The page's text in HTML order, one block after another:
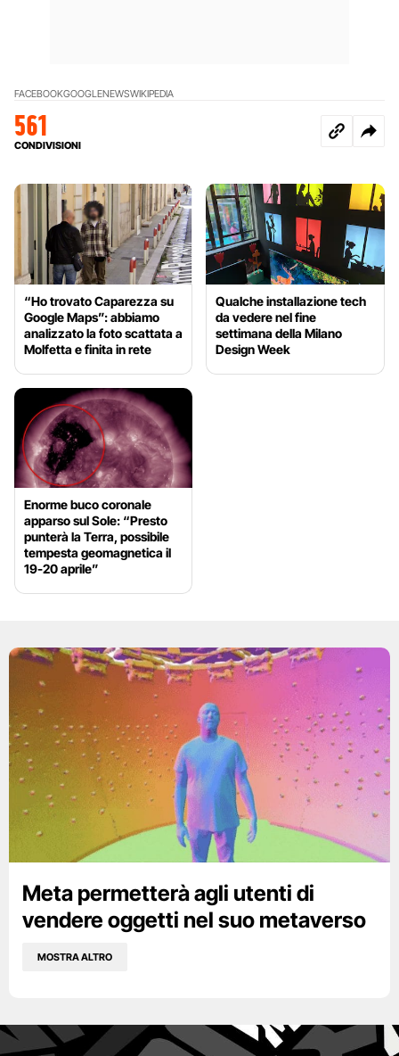
FACEBOOKGOOGLENEWSWIKIPEDIA
561
CONDIVISIONI
“Ho trovato Caparezza su
Google Maps”: abbiamo
analizzato la foto scattata a
Molfetta e finita in rete
Qualche installazione tech
da vedere nel fine
settimana della Milano
Design Week
Enorme buco coronale
apparso sul Sole: “Presto
punterà la Terra, possibile
tempesta geomagnetica il
19-20 aprile”
Meta permetterà agli utenti di
vendere oggetti nel suo metaverso
MOSTRA ALTRO